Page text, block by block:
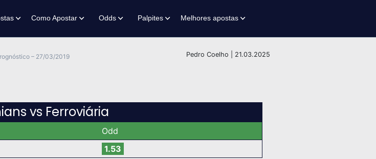
Como Apostar Odds Palpites Melhores apostas
Pedro Coelho | 21.03.2025
– 27/03/2019
vs Ferroviária
Odd
1.53